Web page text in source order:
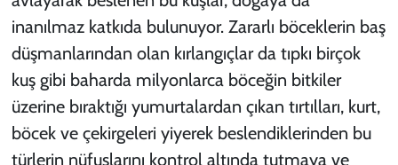
inanılmaz katkıda bulunuyor. Zararlı böceklerin baş
düşmanlarından olan kırlangıçlar da tıpkı birçok
kuş gibi baharda milyonlarca böceğin bitkiler
üzerine bıraktığı yumurtalardan çıkan tırtılları, kurt,
böcek ve çekirgeleri yiyerek beslendiklerinden bu
türlerin nüfuslarını kontrol altında tutmaya ve